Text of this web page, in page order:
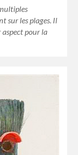
sur les plages. Il
aspect pour la